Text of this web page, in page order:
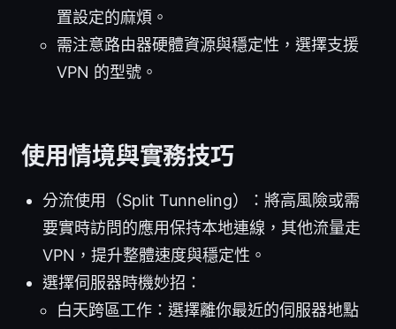
置設定的麻煩。
需注意路由器硬體資源與穩定性，選擇支援
VPN 的型號。
使用情境與實務技巧
分流使用（Split Tunneling）：將高風險或需
要實時訪問的應用保持本地連線，其他流量走
VPN，提升整體速度與穩定性。
選擇伺服器時機妙招：
白天跨區工作：選擇離你最近的伺服器地點